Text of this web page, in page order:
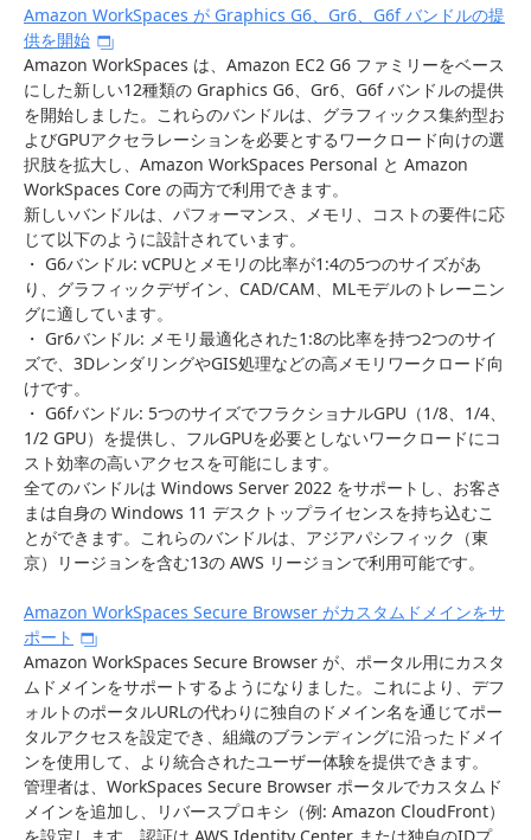
Amazon WorkSpaces が Graphics G6、Gr6、G6f バンドルの提
供を開始
Amazon WorkSpaces は、Amazon EC2 G6 ファミリーをベース
にした新しい12種類の Graphics G6、Gr6、G6f バンドルの提供
を開始しました。これらのバンドルは、グラフィックス集約型お
よびGPUアクセラレーションを必要とするワークロード向けの選
択肢を拡大し、Amazon WorkSpaces Personal と Amazon
WorkSpaces Core の両方で利用できます。
新しいバンドルは、パフォーマンス、メモリ、コストの要件に応
じて以下のように設計されています。
・ G6バンドル: vCPUとメモリの比率が1:4の5つのサイズがあ
り、グラフィックデザイン、CAD/CAM、MLモデルのトレーニン
グに適しています。
・ Gr6バンドル: メモリ最適化された1:8の比率を持つ2つのサイ
ズで、3DレンダリングやGIS処理などの高メモリワークロード向
けです。
・ G6fバンドル: 5つのサイズでフラクショナルGPU（1/8、1/4、
1/2 GPU）を提供し、フルGPUを必要としないワークロードにコ
スト効率の高いアクセスを可能にします。
全てのバンドルは Windows Server 2022 をサポートし、お客さ
まは自身の Windows 11 デスクトップライセンスを持ち込むこ
とができます。これらのバンドルは、アジアパシフィック（東
京）リージョンを含む13の AWS リージョンで利用可能です。
Amazon WorkSpaces Secure Browser がカスタムドメインをサ
ポート
Amazon WorkSpaces Secure Browser が、ポータル用にカスタ
ムドメインをサポートするようになりました。これにより、デフ
ォルトのポータルURLの代わりに独自のドメイン名を通じてポー
タルアクセスを設定でき、組織のブランディングに沿ったドメイ
ンを使用して、より統合されたユーザー体験を提供できます。
管理者は、WorkSpaces Secure Browser ポータルでカスタムド
メインを追加し、リバースプロキシ（例: Amazon CloudFront）